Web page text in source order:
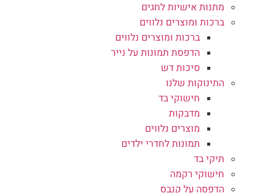
מתנות אישיות לחגים
ברכות ומוצרים נלווים
ברכות ומוצרים נלווים
הדפסת תמונות על נייר
סיכות דש
התינוקות שלנו
חישוקי בד
מדבקות
מוצרים נלווים
תמונות לחדרי ילדים
תיקי בד
חישוקי רקמה
הדפסה על קנבס